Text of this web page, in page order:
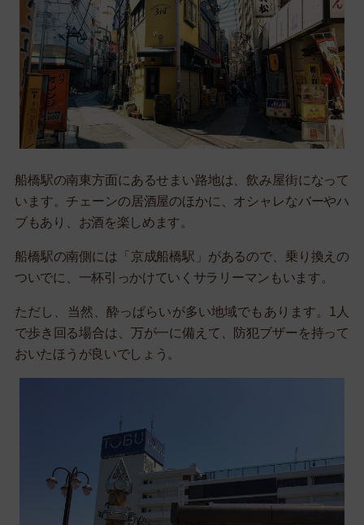
船橋駅の南東方面にあるせまい路地は、飲み屋街になって
います。チェーンの居酒屋のほかに、オシャレなバーやハ
ブもあり、お酒を楽しめます。
船橋駅の南側には「京成船橋駅」があるので、乗り換えの
ついでに、一杯引っかけていくサラリーマンもいます。
ただし、当然、酔っぱらいが多い地域でもあります。1人
で歩き回る場合は、万が一に備えて、防犯ブザーを持って
おいたほうが良いでしょう。